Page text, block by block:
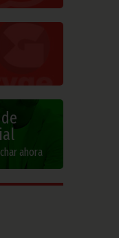
ahora